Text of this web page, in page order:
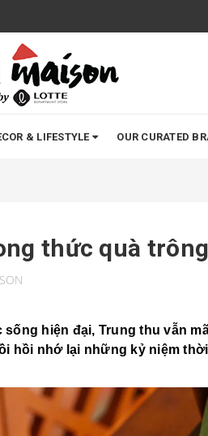
& LIFESTYLE OUR CURATED
thức quà
hiện đại, Trung thu vẫn
hồi nhớ lại những kỷ niệm